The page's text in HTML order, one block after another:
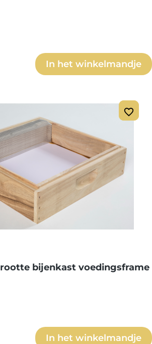
Voer de
In het winkelmandje
bijenkast voedingsframe
Voer de
In het winkelmandje